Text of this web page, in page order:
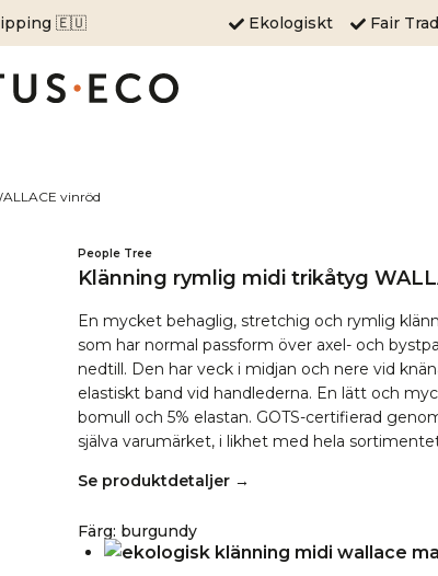
🇪🇺 Ekologiskt Fair
vinröd
People Tree
Klänning rymlig midi trikåtyg
En mycket behaglig, stretchig och rymlig
som har normal passform över axel- och
nedtill. Den har veck i midjan och nere vid
elastiskt band vid handlederna. En lätt och
bomull och 5% elastan. GOTS-certifierad
själva varumärket, i likhet med hela
Se produktdetaljer →
Färg: burgundy